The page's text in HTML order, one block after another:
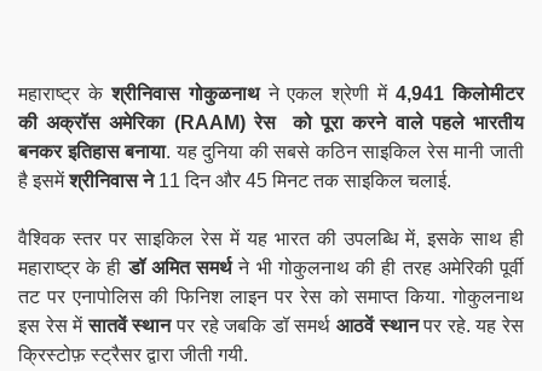
महाराष्ट्र केश्रीनिवास गोकुळनाथने एकल श्रेणी में4,941 किलोमीटर
कीअक्रॉस अमेरिका (RAAM)रेस
को पूरा करने वाले पहले भारतीय
बनकर इतिहास बनाया. यह दुनिया की सबसे कठिन साइकिल रेस मानी जाती
है इसमेंश्रीनिवास ने 11 दिन और 45 मिनट तक साइकिल चलाई.
वैश्विक स्तर पर साइकिल रेस में यह भारत की उपलब्धि में, इसके साथ ही
महाराष्ट्र के हीडॉ अमित समर्थने भी गोकुलनाथ की ही तरह अमेरिकी पूर्वी
तट पर एनापोलिस की फिनिश लाइन पर रेस को समाप्त किया. गोकुलनाथ
इस रेस मेंसातवें स्थानपर रहे जबकि डॉ समर्थआठवें स्थानपर रहे. यह रेस
क्रिस्टोफ़ स्ट्रैसर द्वारा जीती गयी.